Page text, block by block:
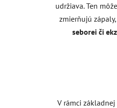
udržiava. Ten
zmierňujú
seborei či
V rámci